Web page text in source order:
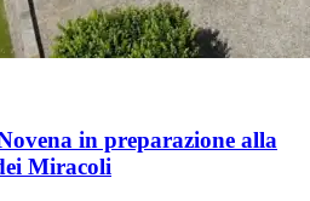
in preparazione alla
Miracoli